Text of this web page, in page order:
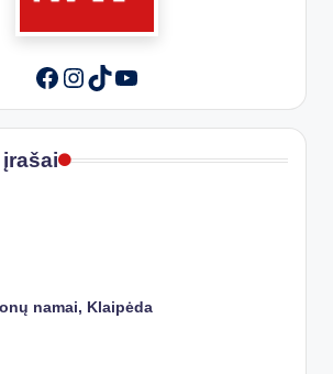
Facebook
Instagram
TikTokYouTube
namai, Klaipėda